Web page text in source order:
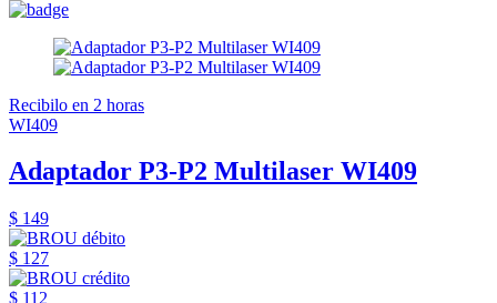
Recibilo en 2 horas
WI409
Adaptador P3-P2 Multilaser WI409
$ 149
$ 127
$ 112